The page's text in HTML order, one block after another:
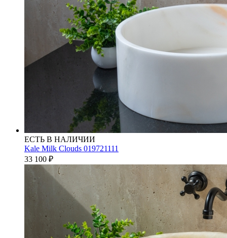
ЕСТЬ В НАЛИЧИИ
Kale Milk Clouds 019721111
33 100 ₽